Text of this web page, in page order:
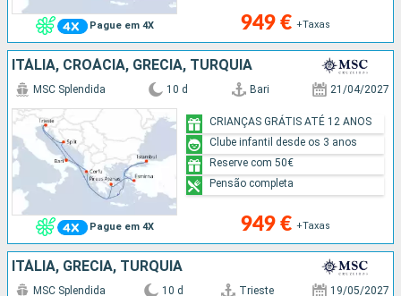
Pague em 4X 949 € +Taxas
ITÁLIA, CROÁCIA, GRÉCIA, TURQUIA
Pague em 4X
MSC Splendida 10 d Bari 21/04/2027
949 € +Taxas
CRIANÇAS GRÁTIS ATÉ 12 ANOS
Clube infantil desde os 3 anos
Reserve com 50€
Pensão completa
ITÁLIA, GRÉCIA, TURQUIA
MSC Splendida 10 d Trieste 19/05/2027